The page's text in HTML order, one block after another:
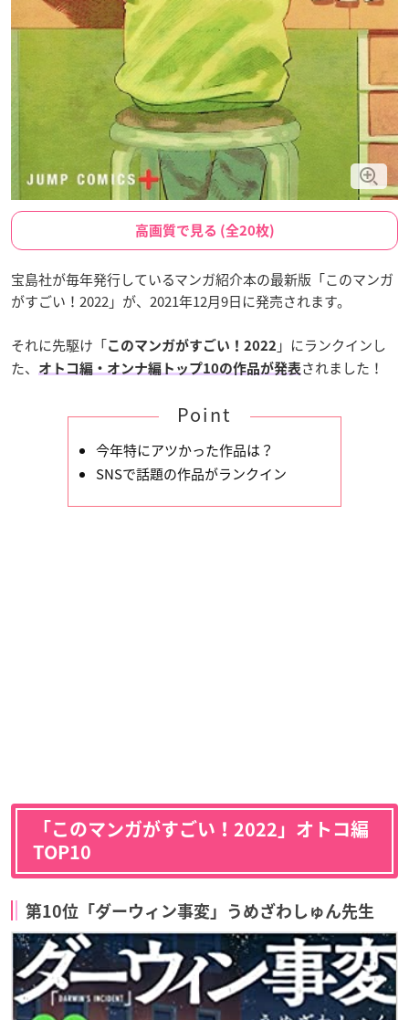
高画質で見る (全20枚)
宝島社が毎年発行しているマンガ紹介本の最新版「このマンガ
がすごい！2022」が、2021年12月9日に発売されます。
それに先駆け「このマンガがすごい！2022 」にランクインし
た、
オトコ編・オンナ編トップ10の作品が発表 されました！
Point
今年特にアツかった作品は？
SNSで話題の作品がランクイン
「 このマンガがすごい！2022 」オトコ編
TOP10
第10位「ダーウィン事変」うめざわしゅん先生